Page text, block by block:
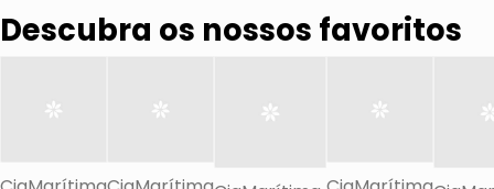
Descubra os nossos favoritos